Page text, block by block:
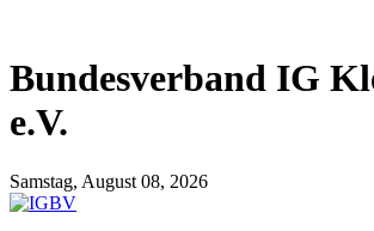
Bundesverband IG
e.V.
Samstag, August 08, 2026